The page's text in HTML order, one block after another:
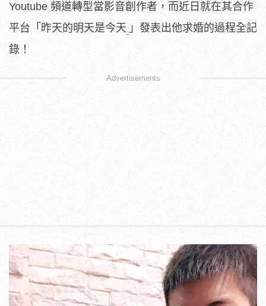
Youtube 頻道轉型當影音創作者，而近日就在其合作
平台「昨天的明天是今天 」發表出他求婚的過程全記
錄！
Advertisements